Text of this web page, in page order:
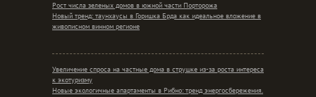
Рост числа зеленых домов в южной части Порторожа
Новый тренд: таунхаусы в Горишка Брда как идеальное вложение в
живописном винном регионе
Увеличение спроса на частные дома в струшке из-за роста интереса
к экотуризму
Новые экологичные апартаменты в Рибно: тренд энергосбережения.